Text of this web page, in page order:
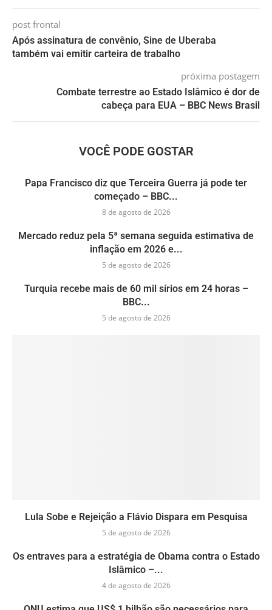
post frontal
Após assinatura de convênio, Sine de Uberaba
também vai emitir carteira de trabalho
próxima postagem
Combate terrestre ao Estado Islâmico é dor de
cabeça para EUA – BBC News Brasil
VOCÊ PODE GOSTAR
Papa Francisco diz que Terceira Guerra já pode ter
começado – BBC...
8 de agosto de 2026
Mercado reduz pela 5ª semana seguida estimativa de
inflação em 2026 e...
5 de agosto de 2026
Turquia recebe mais de 60 mil sírios em 24 horas –
BBC...
5 de agosto de 2026
Lula Sobe e Rejeição a Flávio Dispara em Pesquisa
5 de agosto de 2026
Os entraves para a estratégia de Obama contra o Estado
Islâmico –...
4 de agosto de 2026